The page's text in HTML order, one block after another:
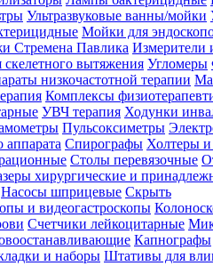
Ультразвуковые ванны/мойки
Мойки для
Стремена Павлика Измерители
вытяжения Угломеры
низкочастотной терапии
Комплексы
УВЧ терапия Ходунки
Пульсоксиметры
аппарата Спирографы Холтеры и
Столы перевязочные
хирургические и
Насосы шприцевые Скрыть
и видеогастроскопы
Счетчики лейкоцитарные
Капнографы
и наборы Штативы для